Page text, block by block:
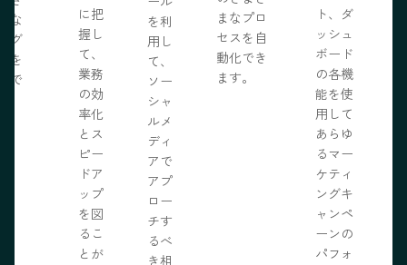
な
グ
を
で
に把
握し
て、
業務
の効
率化
とス
ピー
ドア
ップ
を図
るこ
とが
を利
用し
て、
ソー
シャ
ルメ
ディ
アで
アプ
ロー
チす
るべ
き相
まなプロ
セスを自
動化でき
ます。
ト、ダ
ッシュ
ボード
の各機
能を使
用して
あらゆ
るマー
ケティ
ングキ
ャンペ
ーンの
パフォ